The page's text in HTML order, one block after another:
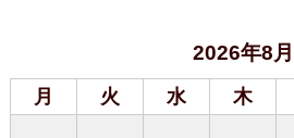
2026年8月
月 火 水 木